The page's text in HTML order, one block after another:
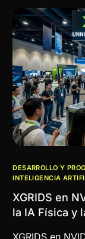
DESARROLLO Y
INTELIGENCIA
XGRIDS en
la IA Física y
XGRIDS en